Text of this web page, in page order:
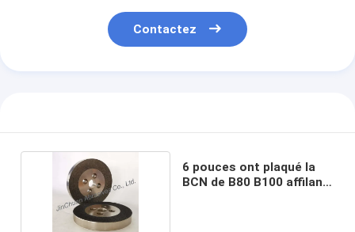
Contactez
6 pouces ont plaqué la
BCN de B80 B100 affilant